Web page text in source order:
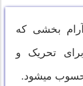
بخشی که
تحریک و
میشود.